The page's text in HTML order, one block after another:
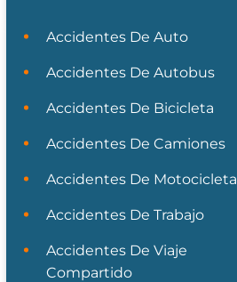
Accidentes De Auto
Accidentes De Autobus
Accidentes De Bicicleta
Accidentes De Camiones
Accidentes De Motocicleta
Accidentes De Trabajo
Accidentes De Viaje
Compartido